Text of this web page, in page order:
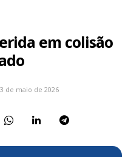
em colisão
de maio de 2026